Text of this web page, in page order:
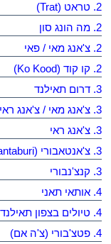
2. טראט (Trat)
2. מה הונג סון
2. צ'אנג מאי / פאי
2. קו קוד (Ko Kood)
3. דרום תאילנד
3. צ'אנג מאי / צ'אנג ראי
3. צ'אנג ראי
3. צ'אנטאבורי (Chantaburi)
3. קנצ'נבורי
4. אותאי תאני
4. טיולים בצפון תאילנד
4. פטצ'בורי (צ'ה אם)